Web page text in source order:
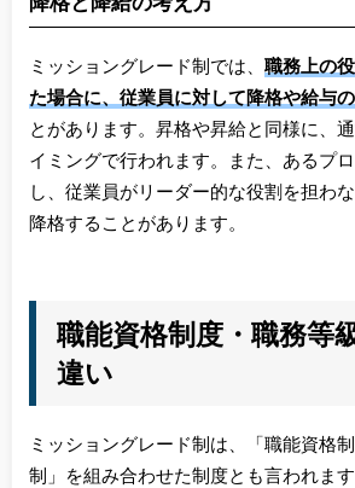
ミッショングレード制では、 職務上の
た場合に、従業員に対して降格や給与
とがあります。昇格や昇給と同様に、
イミングで行われます。また、あるプ
し、従業員がリーダー的な役割を担わ
降格することがあります。
職能資格制度・職務等
違い
ミッショングレード制は、「職能資格
制」を組み合わせた制度とも言われます